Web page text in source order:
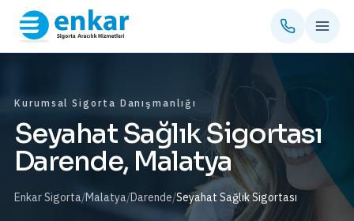
Kurumsal Sigorta Danışmanlığı
Seyahat Sağlık Sigortası
Darende, Malatya
Enkar Sigorta/Malatya/Darende/Seyahat Sağlık Sigortası